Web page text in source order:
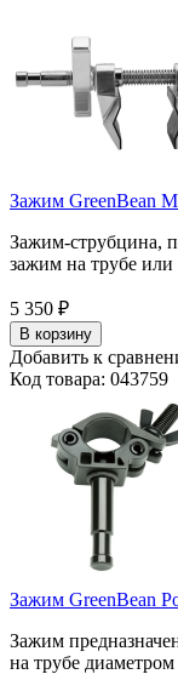
Зажим GreenBean
Зажим-струбцина,
зажим на трубе
5 350 ₽
В корзину
Добавить к
Код товара: 043759
Зажим GreenBean
Зажим
на трубе